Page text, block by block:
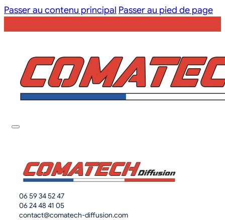
Passer au contenu principal Passer au pied de page
06 59 34 52 47
06 24 48 41 05
contact@comatech-diffusion.com